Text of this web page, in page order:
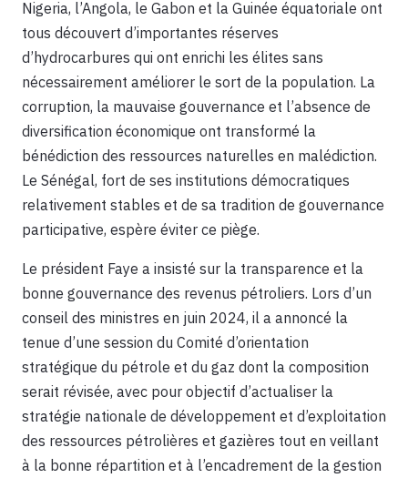
Nigeria, l’Angola, le Gabon et la Guinée équatoriale ont
tous découvert d’importantes réserves
d’hydrocarbures qui ont enrichi les élites sans
nécessairement améliorer le sort de la population. La
corruption, la mauvaise gouvernance et l’absence de
diversification économique ont transformé la
bénédiction des ressources naturelles en malédiction.
Le Sénégal, fort de ses institutions démocratiques
relativement stables et de sa tradition de gouvernance
participative, espère éviter ce piège.
Le président Faye a insisté sur la transparence et la
bonne gouvernance des revenus pétroliers. Lors d’un
conseil des ministres en juin 2024, il a annoncé la
tenue d’une session du Comité d’orientation
stratégique du pétrole et du gaz dont la composition
serait révisée, avec pour objectif d’actualiser la
stratégie nationale de développement et d’exploitation
des ressources pétrolières et gazières tout en veillant
à la bonne répartition et à l’encadrement de la gestion